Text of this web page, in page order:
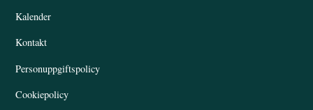
Kalender
Kontakt
Personuppgiftspolicy
Cookiepolicy